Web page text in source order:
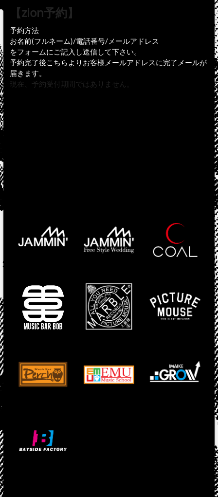
【zion予約】
予約方法
お名前(フルネーム)/電話番号/メールアドレス
をフォームにご記入し送信して下さい。
予約完了後こちらよりお客様メールアドレスに完了メールが
届きます。
現在、予約受付期間ではありません。